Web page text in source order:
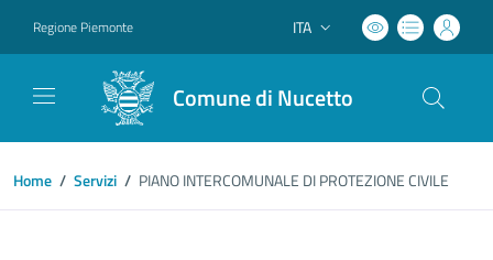
Regione Piemonte Lingua attiva:
ITA
Comune di Nucetto
Home / Servizi / PIANO INTERCOMUNALE DI PROTEZIONE CIVILE